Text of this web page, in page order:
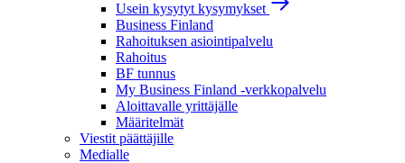
Usein kysytyt kysymykset
Business Finland
Rahoituksen asiointipalvelu
Rahoitus
BF tunnus
My Business Finland -verkkopalvelu
Aloittavalle yrittäjälle
Määritelmät
Viestit päättäjille
Medialle